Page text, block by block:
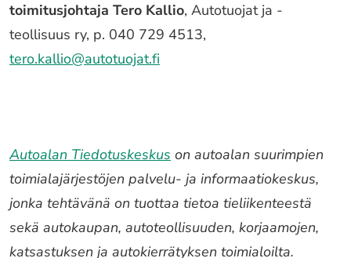
toimitusjohtaja Tero Kallio, Autotuojat ja -
teollisuus ry, p. 040 729 4513,
tero.kallio@autotuojat.fi
Autoalan Tiedotuskeskus on autoalan suurimpien
toimialajärjestöjen palvelu- ja informaatiokeskus,
jonka tehtävänä on tuottaa tietoa tieliikenteestä
sekä autokaupan, autoteollisuuden, korjaamojen,
katsastuksen ja autokierrätyksen toimialoilta.